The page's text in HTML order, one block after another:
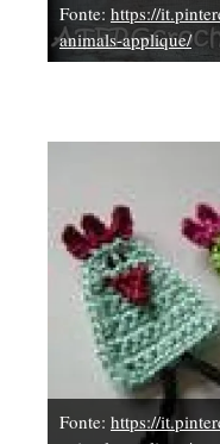
Fonte: https://
animals-applique/
Fonte: https://